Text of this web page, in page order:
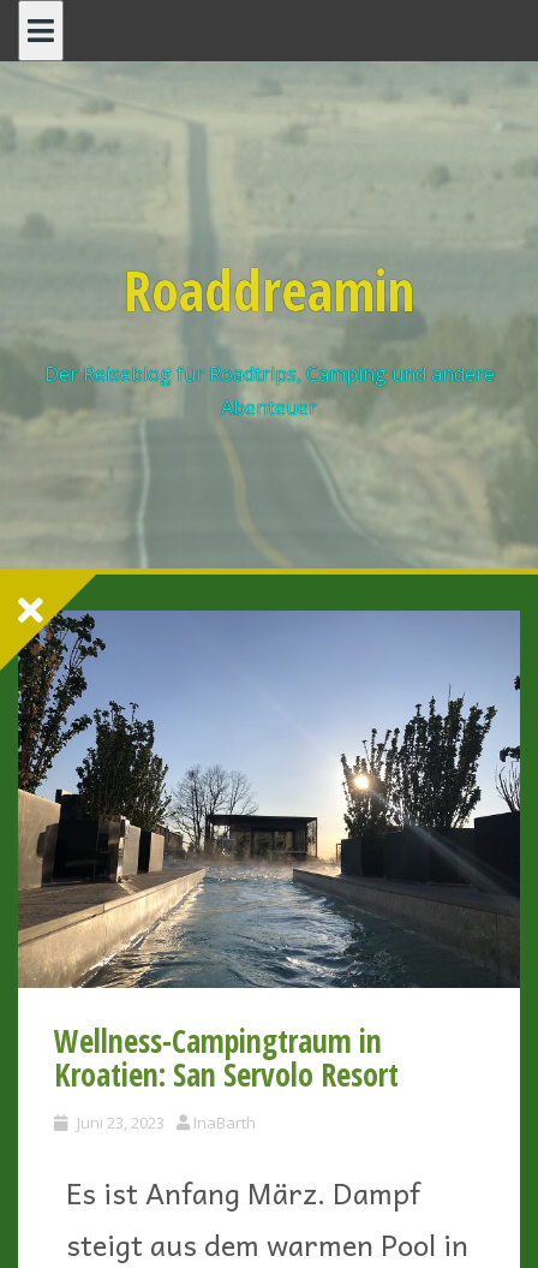
Roaddreamin
Der Reiseblog für Roadtrips, Camping und andere
Abenteuer
Wellness-Campingtraum in
Kroatien: San Servolo Resort
Juni 23, 2023 InaBarth
Es ist Anfang März. Dampf
steigt aus dem warmen Pool in